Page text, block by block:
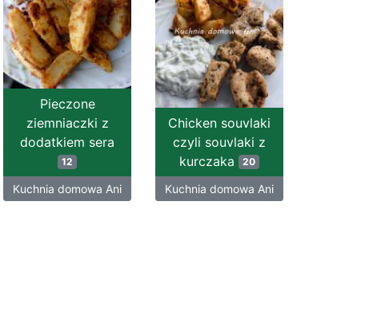
Pieczone
ziemniaczki z
dodatkiem sera
12
Kuchnia domowa Ani
Chicken souvlaki
czyli souvlaki z
kurczaka 20
Kuchnia domowa Ani